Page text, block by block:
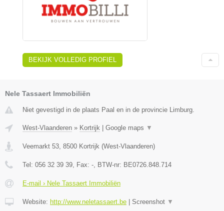
BEKIJK VOLLEDIG PROFIEL
Nele Tassaert Immobiliën
Niet gevestigd in de plaats Paal en in de provincie Limburg.
West-Vlaanderen » Kortrijk Google maps ▼
Veemarkt 53 8500 Kortrijk (West-Vlaanderen)
Tel: 056 32 39 39 , Fax: - , BTW-nr: BE0726.848.714
E-mail › Nele Tassaert Immobiliën
Website: http://www.neletassaert.be Screenshot ▼